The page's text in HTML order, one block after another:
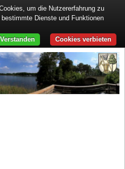
um die Nutzererfahrung zu
Dienste und Funktionen
Cookies verbieten
Verstanden